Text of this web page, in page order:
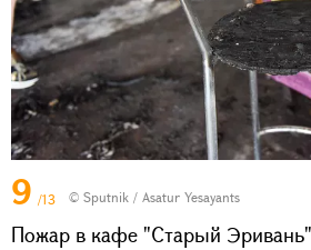
9 /13 © Sputnik / Asatur Yesayants
Пожар в кафе "Старый Эривань"